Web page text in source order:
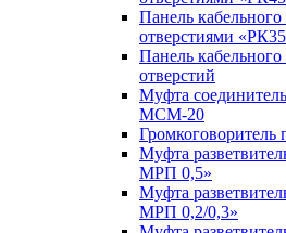
Панель
отверстиями
Панель
отверстий
Муфта
МСМ-20
Муфта
МРП 0,5»
Муфта
МРП 0,2/0,3»